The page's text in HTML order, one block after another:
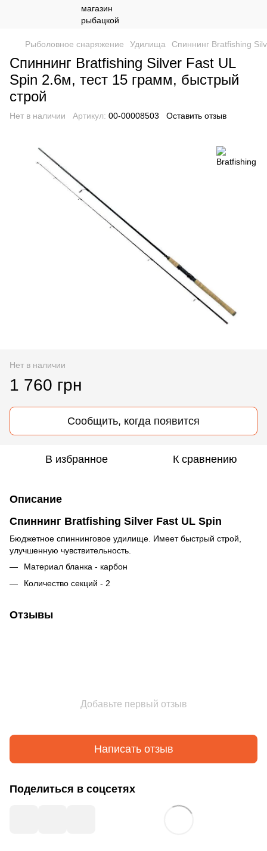
Рыболовное снаряжение Удилища Спиннинг Bratfishing
Спиннинг Bratfishing Silver Fast UL
Spin 2.6м, тест 15 грамм, быстрый
строй
Нет в наличии Артикул: 00-00008503 Оставить отзыв
Нет в наличии
1 760 грн
Сообщить, когда появится
В избранное К сравнению
Описание
Спиннинг Bratfishing Silver Fast UL Spin
Бюджетное спиннинговое удилище. Имеет быстрый строй,
улучшенную чувствительность.
Материал бланка - карбон
Количество секций - 2
Отзывы
Добавьте первый отзыв
Написать отзыв
Поделиться в соцсетях